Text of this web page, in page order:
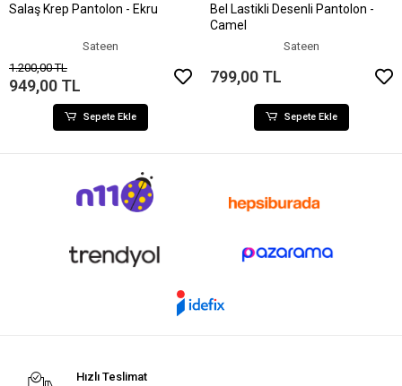
Sepete Ekle
Salaş Krep Pantolon - Ekru
Sateen
1.200,00 TL
949,00 TL
Sepete Ekle
Sepete Ekle
Bel Lastikli Desenli Pantolon -
Camel
Sateen
799,00 TL
Sepete Ekle
Hızlı Teslimat